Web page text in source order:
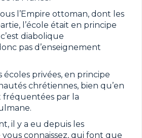
l’Empire ottoman, dont les
l’école était en principe
diabolique
pas d’enseignement
écoles privées, en principe
chrétiennes, bien qu’en
par la
il y a eu depuis les
connaissez, qui font que